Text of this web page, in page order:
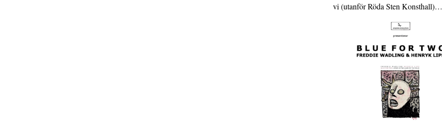
vi (utanför Röda Sten Konsthall)…